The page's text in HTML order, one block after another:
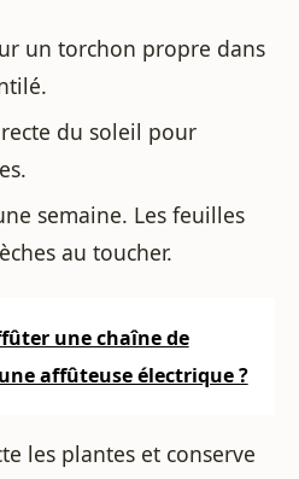
un torchon propre dans
du soleil pour
semaine. Les feuilles
au toucher.
une chaîne de
affûteuse électrique ?
les plantes et conserve